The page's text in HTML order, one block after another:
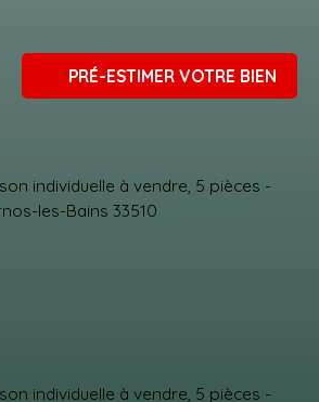
PRÉ-ESTIMER VOTRE BIEN